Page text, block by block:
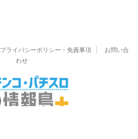
プライバシーポリシー・免責事項
お問い合
わせ